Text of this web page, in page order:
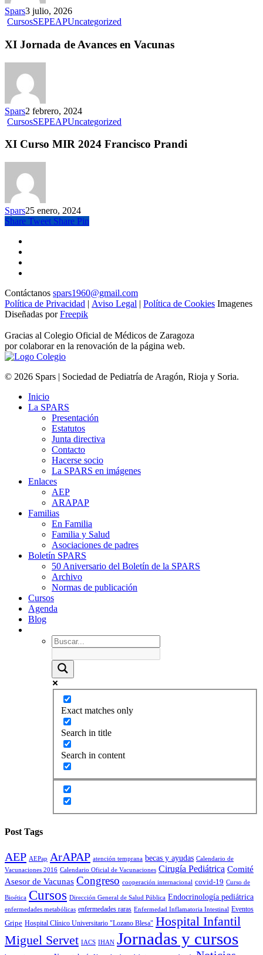
Spars3 julio, 2026
CursosSEPEAPUncategorized
XI Jornada de Avances en Vacunas
Spars2 febrero, 2024
CursosSEPEAPUncategorized
XI Curso MIR 2024 Francisco Prandi
Spars25 enero, 2024
Share Tweet Share Pin
Contáctanos spars1960@gmail.com
Política de Privacidad | Aviso Legal | Política de Cookies Imagenes
Diseñadas porFreepik
Gracias al Colegio Oficial de Médicos de Zaragoza
por colaborar en la renovación de la página web.
© 2026 Spars | Sociedad de Pediatría de Aragón, Rioja y Soria.
Inicio
La SPARS
Presentación
Estatutos
Junta directiva
Contacto
Hacerse socio
La SPARS en imágenes
Enlaces
AEP
ARAPAP
Familias
En Familia
Familia y Salud
Asociaciones de padres
Boletín SPARS
50 Aniversario del Boletín de la SPARS
Archivo
Normas de publicación
Cursos
Agenda
Blog
Exact matches only
Search in title
Search in content
Post Tags
AEP AEPap ArAPAP atención temprana becas y ayudas Calendario de
Vacunaciones 2016 Calendario Oficial de Vacunaciones Cirugía Pediátrica Comité
Asesor de Vacunas Congreso cooperación internacional covid-19 Curso de
Bioética Cursos Dirección General de Salud Pública Endocrinología pediátrica
enfermedades metabólicas enfermedades raras Enfermedad Inflamatoria Intestinal Eventos
Gripe Hospital Clínico Universitario "Lozano Blesa" Hospital Infantil
Miguel Servet IACS IHAN Jornadas y cursos